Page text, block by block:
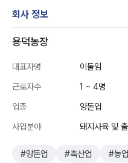
회사 정보
용덕농장
대표자명
이둘임
근로자수
1 ~ 4명
업종
양돈업
사업분야
돼지사육 및
#양돈업 #축산업 #농업